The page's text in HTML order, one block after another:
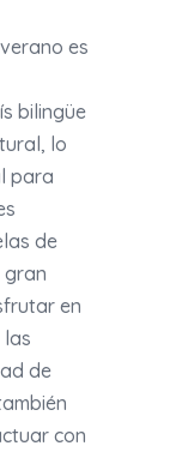
es
bilingüe
lo
para
de
gran
en
las
de
con